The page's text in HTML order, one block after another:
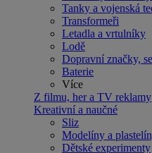
Tanky a vojenská
Transformeři
Letadla a vrtulníky
Lodě
Dopravní značky,
Baterie
Více
Z filmu, her a TV reklamy
Kreativní a naučné
Sliz
Modelíny a
Dětské experimenty